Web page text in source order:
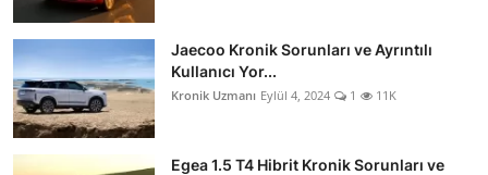
Jaecoo Kronik Sorunları ve Ayrıntılı
Kullanıcı Yor...
Kronik Uzmanı Eylül 4, 2024 1 11K
Egea 1.5 T4 Hibrit Kronik Sorunları ve